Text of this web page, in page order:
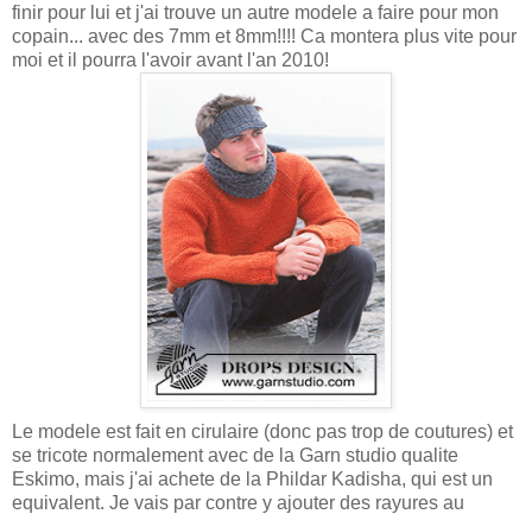
finir pour lui et j'ai trouve un autre modele a faire pour mon
copain... avec des 7mm et 8mm!!!! Ca montera plus vite pour
moi et il pourra l'avoir avant l'an 2010!
Le modele est fait en cirulaire (donc pas trop de coutures) et
se tricote normalement avec de la Garn studio qualite
Eskimo, mais j'ai achete de la Phildar Kadisha, qui est un
equivalent. Je vais par contre y ajouter des rayures au